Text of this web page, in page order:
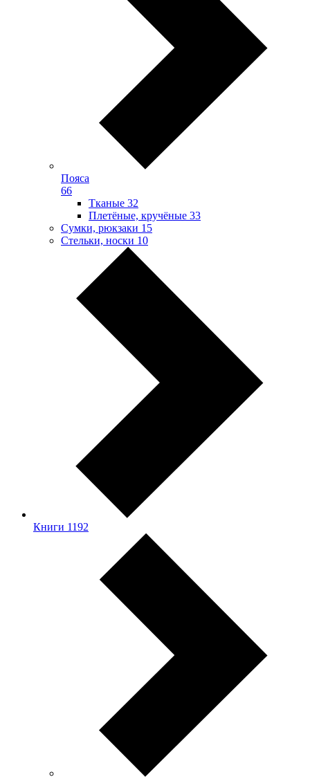
Пояса
66
Тканые 32
Плетёные, кручёные 33
Сумки, рюкзаки 15
Стельки, носки 10
Книги 1192